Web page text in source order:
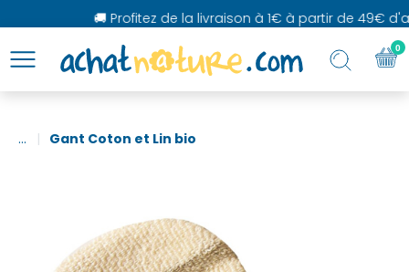
🚚 Profitez de la livraison à 1€ à partir de 49€
... Gant Coton et Lin bio
0